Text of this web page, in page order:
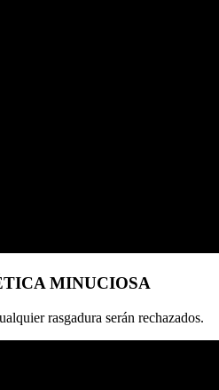
MINUCIOSA
rasgadura serán rechazados.